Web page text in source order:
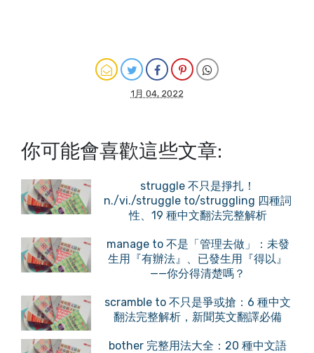
1月 04, 2022
你可能會喜歡這些文章:
struggle 不只是掙扎！
n./vi./struggle to/struggling 四種詞
性、19 種中文翻法完整解析
manage to 不是「管理去做」：未發
生用『有辦法』、已發生用『得以』
——你分得清楚嗎？
scramble to 不只是爭或搶：6 種中文
翻法完整解析，新聞英文翻譯必備
bother 完整用法大全：20 種中文語